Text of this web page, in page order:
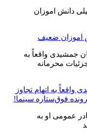
اموزان ضعیف
به اتهام تجاوز
فوق‌ستاره سینما!